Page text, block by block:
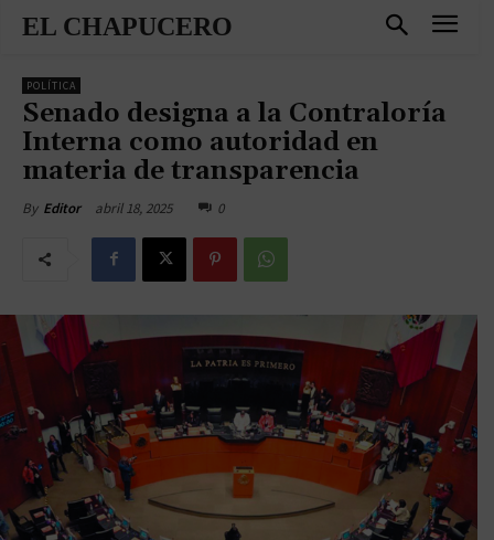
EL CHAPUCERO
POLÍTICA
Senado designa a la Contraloría
Interna como autoridad en
materia de transparencia
By Editor abril 18, 2025 0